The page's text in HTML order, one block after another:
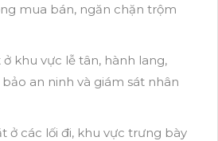
mua bán, ngăn chặn trộm
khu vực lễ tân, hành lang,
an ninh và giám sát nhân
ở các lối đi, khu vực trưng bày